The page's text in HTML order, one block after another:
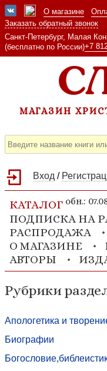
О магазине
Заказать обратный звонок
Санкт-Петербург, Малая
(бесплатно по России)+7
МАГАЗИН
Вход /
КАТАЛОГ обн.:
ПОДПИСКА НА
РАСПРОДАЖА
О МАГАЗИНЕ
АВТОРЫ
Рубрики
Апологетика и
Биографии